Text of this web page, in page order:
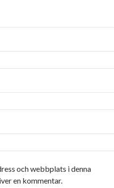
och webbplats i denna
en kommentar.